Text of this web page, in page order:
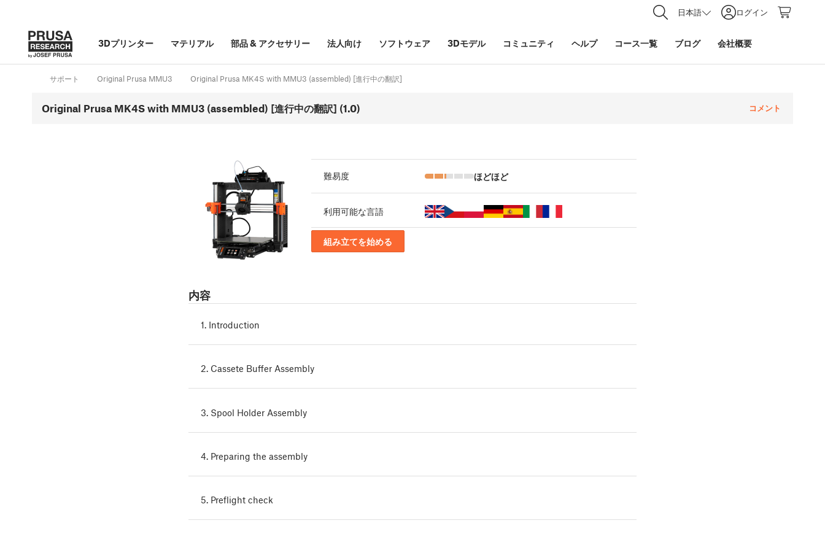
日本語 ログイン
3Dプリンター マテリアル 部品& アクセサリー 法人向け ソフトウェア 3Dモデル コミュニティ ヘルプ コース一覧 ブログ 会社概要
サポート Original Prusa MMU3 Original Prusa MK4S with MMU3 (assembled) [進行中の翻訳]
Original Prusa MK4S with MMU3 (assembled) [進行中の翻訳] (1.0) コメント
難易度 ほどほど
利用可能な言語
組み立てを始める
内容
1. Introduction
2. Cassete Buffer Assembly
3. Spool Holder Assembly
4. Preparing the assembly
5. Preflight check